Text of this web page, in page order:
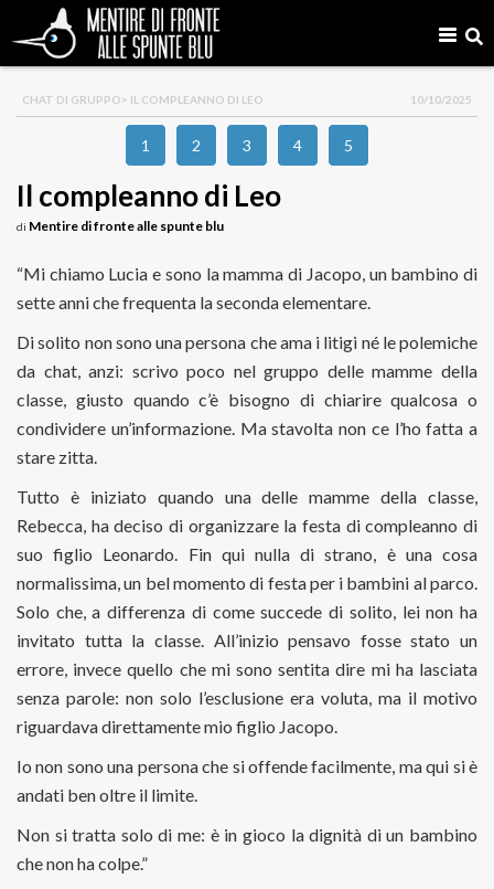
CHAT DI GRUPPO> IL COMPLEANNO DI LEO 10/10/2025
1 2 3 4 5
Il compleanno di Leo
di Mentire di fronte alle spunte blu
“Mi chiamo Lucia e sono la mamma di Jacopo, un bambino di
sette anni che frequenta la seconda elementare.
Di solito non sono una persona che ama i litigi né le polemiche
da chat, anzi: scrivo poco nel gruppo delle mamme della
classe, giusto quando c’è bisogno di chiarire qualcosa o
condividere un’informazione. Ma stavolta non ce l’ho fatta a
stare zitta.
Tutto è iniziato quando una delle mamme della classe,
Rebecca, ha deciso di organizzare la festa di compleanno di
suo figlio Leonardo. Fin qui nulla di strano, è una cosa
normalissima, un bel momento di festa per i bambini al parco.
Solo che, a differenza di come succede di solito, lei non ha
invitato tutta la classe. All’inizio pensavo fosse stato un
errore, invece quello che mi sono sentita dire mi ha lasciata
senza parole: non solo l’esclusione era voluta, ma il motivo
riguardava direttamente mio figlio Jacopo.
Io non sono una persona che si offende facilmente, ma qui si è
andati ben oltre il limite.
Non si tratta solo di me: è in gioco la dignità di un bambino
che non ha colpe.”